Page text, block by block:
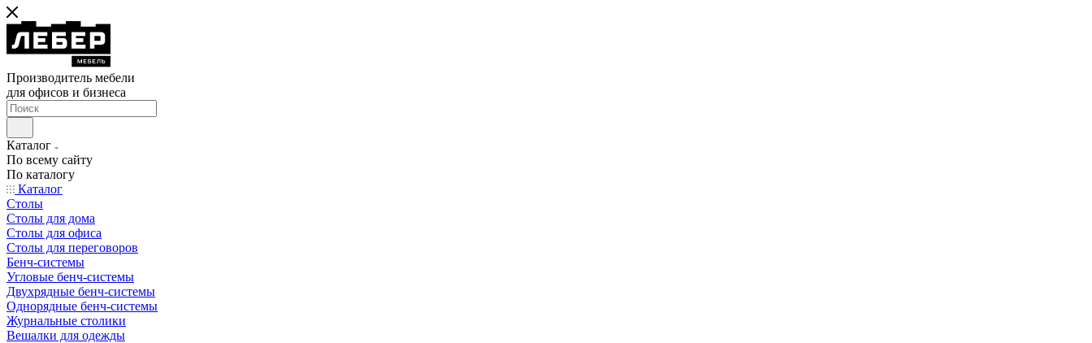
Производитель мебели
для офисов и бизнеса
Каталог
По всему сайту
По каталогу
Каталог
Столы
Столы для дома
Столы для офиса
Столы для переговоров
Бенч-системы
Угловые бенч-системы
Двухрядные бенч-системы
Однорядные бенч-системы
Журнальные столики
Вешалки для одежды